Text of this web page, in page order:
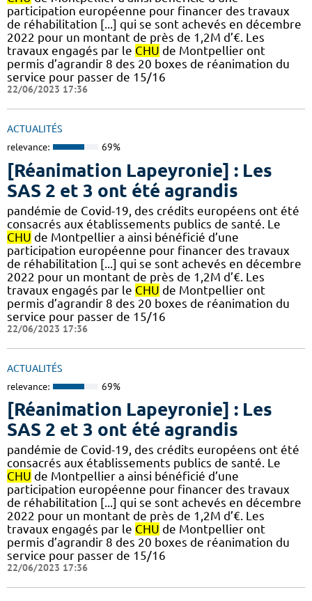
participation européenne pour financer des travaux
de réhabilitation [...] qui se sont achevés en décembre
2022 pour un montant de près de 1,2M d’€. Les
travaux engagés par le CHU de Montpellier ont
permis d’agrandir 8 des 20 boxes de réanimation du
service pour passer de 15/16
22/06/2023 17:36
ACTUALITÉS
relevance: 69%
[Réanimation Lapeyronie] : Les
SAS 2 et 3 ont été agrandis
pandémie de Covid-19, des crédits européens ont été
consacrés aux établissements publics de santé. Le
CHU de Montpellier a ainsi bénéficié d’une
participation européenne pour financer des travaux
de réhabilitation [...] qui se sont achevés en décembre
2022 pour un montant de près de 1,2M d’€. Les
travaux engagés par le CHU de Montpellier ont
permis d’agrandir 8 des 20 boxes de réanimation du
service pour passer de 15/16
22/06/2023 17:36
ACTUALITÉS
relevance: 69%
[Réanimation Lapeyronie] : Les
SAS 2 et 3 ont été agrandis
pandémie de Covid-19, des crédits européens ont été
consacrés aux établissements publics de santé. Le
CHU de Montpellier a ainsi bénéficié d’une
participation européenne pour financer des travaux
de réhabilitation [...] qui se sont achevés en décembre
2022 pour un montant de près de 1,2M d’€. Les
travaux engagés par le CHU de Montpellier ont
permis d’agrandir 8 des 20 boxes de réanimation du
service pour passer de 15/16
22/06/2023 17:36